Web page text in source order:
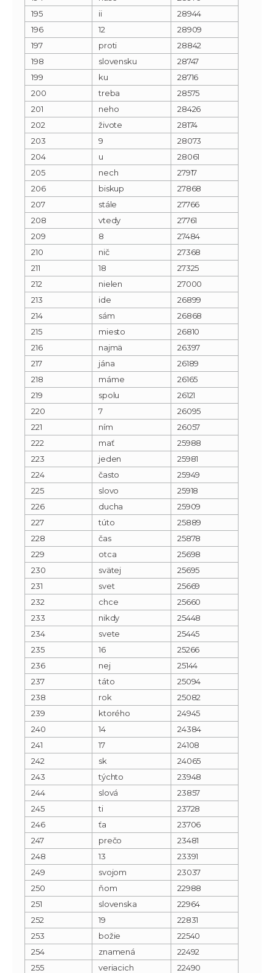
195
ii
28944
196
12
28909
197
proti
28842
198
slovensku
28747
199
ku
28716
200
treba
28575
201
neho
28426
202
živote
28174
203
9
28073
204
u
28061
205
nech
27917
206
biskup
27868
207
stále
27766
208
vtedy
27761
209
8
27484
210
nič
27368
211
18
27325
212
nielen
27000
213
ide
26899
214
sám
26868
215
miesto
26810
216
najmä
26397
217
jána
26189
218
máme
26165
219
spolu
26121
220
7
26095
221
ním
26057
222
mať
25988
223
jeden
25981
224
často
25949
225
slovo
25918
226
ducha
25909
227
túto
25889
228
čas
25878
229
otca
25698
230
svätej
25695
231
svet
25669
232
chce
25660
233
nikdy
25448
234
svete
25445
235
16
25266
236
nej
25144
237
táto
25094
238
rok
25082
239
ktorého
24945
240
14
24384
241
17
24108
242
sk
24065
243
týchto
23948
244
slová
23857
245
ti
23728
246
ťa
23706
247
prečo
23481
248
13
23391
249
svojom
23037
250
ňom
22988
251
slovenska
22964
252
19
22831
253
božie
22540
254
znamená
22492
255
veriacich
22490